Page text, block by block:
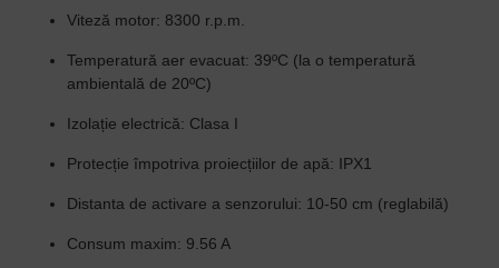
Viteză motor: 8300 r.p.m.
Temperatură aer evacuat: 39ºC (la o temperatură
ambientală de 20ºC)
Izolație electrică: Clasa I
Protecție împotriva proiecțiilor de apă: IPX1
Distanta de activare a senzorului: 10-50 cm (reglabilă)
Consum maxim: 9.56 A